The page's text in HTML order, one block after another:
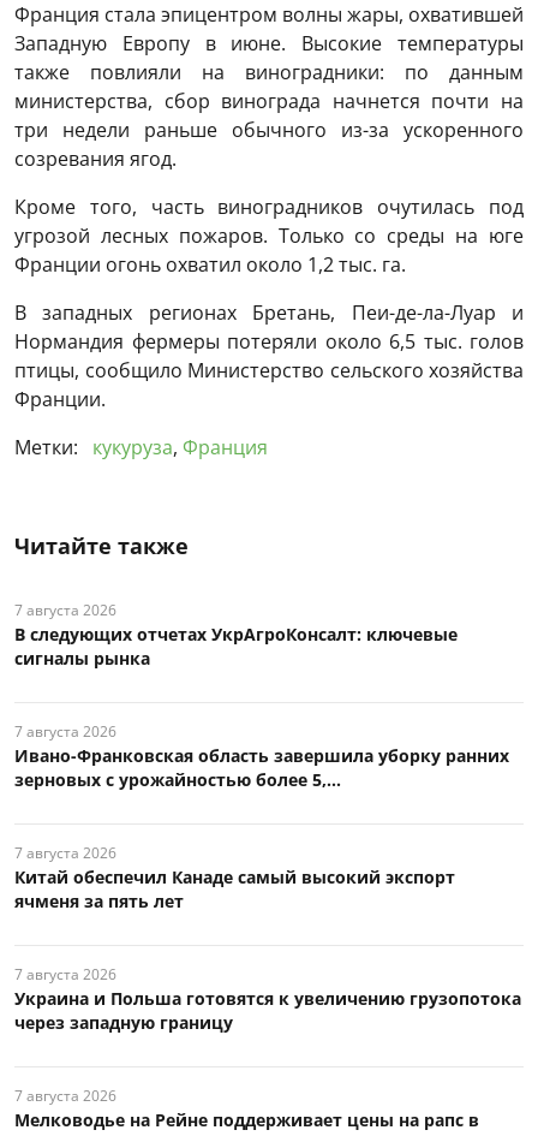
Франция стала эпицентром волны жары, охватившей
Западную Европу в июне. Высокие температуры
также повлияли на виноградники: по данным
министерства, сбор винограда начнется почти на
три недели раньше обычного из-за ускоренного
созревания ягод.
Кроме того, часть виноградников очутилась под
угрозой лесных пожаров. Только со среды на юге
Франции огонь охватил около 1,2 тыс. га.
В западных регионах Бретань, Пеи-де-ла-Луар и
Нормандия фермеры потеряли около 6,5 тыс. голов
птицы, сообщило Министерство сельского хозяйства
Франции.
Метки:
кукуруза, Франция
Читайте также
7 августа 2026
В следующих отчетах УкрАгроКонсалт: ключевые
сигналы рынка
7 августа 2026
Ивано-Франковская область завершила уборку ранних
зерновых с урожайностью более 5,...
7 августа 2026
Китай обеспечил Канаде самый высокий экспорт
ячменя за пять лет
7 августа 2026
Украина и Польша готовятся к увеличению грузопотока
через западную границу
7 августа 2026
Мелководье на Рейне поддерживает цены на рапс в